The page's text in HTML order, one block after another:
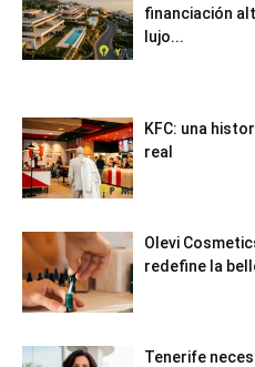
financiación
lujo...
KFC: una
real
Olevi
redefine la
Tenerife